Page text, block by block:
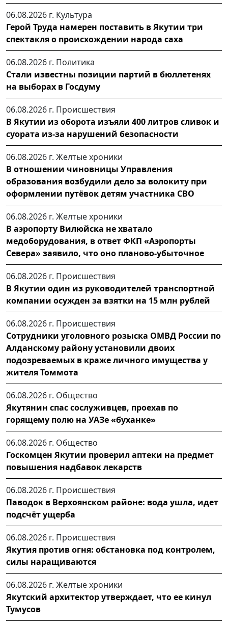
06.08.2026 г. Культура
Герой Труда намерен поставить в Якутии три
спектакля о происхождении народа саха
06.08.2026 г. Политика
Стали известны позиции партий в бюллетенях
на выборах в Госдуму
06.08.2026 г. Происшествия
В Якутии из оборота изъяли 400 литров сливок и
суората из-за нарушений безопасности
06.08.2026 г. Желтые хроники
В отношении чиновницы Управления
образования возбудили дело за волокиту при
оформлении путёвок детям участника СВО
06.08.2026 г. Желтые хроники
В аэропорту Вилюйска не хватало
медоборудования, в ответ ФКП «Аэропорты
Севера» заявило, что оно планово-убыточное
06.08.2026 г. Происшествия
В Якутии один из руководителей транспортной
компании осужден за взятки на 15 млн рублей
06.08.2026 г. Происшествия
Сотрудники уголовного розыска ОМВД России по
Алданскому району установили двоих
подозреваемых в краже личного имущества у
жителя Томмота
06.08.2026 г. Общество
Якутянин спас сослуживцев, проехав по
горящему полю на УАЗе «буханке»
06.08.2026 г. Общество
Госкомцен Якутии проверил аптеки на предмет
повышения надбавок лекарств
06.08.2026 г. Происшествия
Паводок в Верхоянском районе: вода ушла, идет
подсчёт ущерба
06.08.2026 г. Происшествия
Якутия против огня: обстановка под контролем,
силы наращиваются
06.08.2026 г. Желтые хроники
Якутский архитектор утверждает, что ее кинул
Тумусов